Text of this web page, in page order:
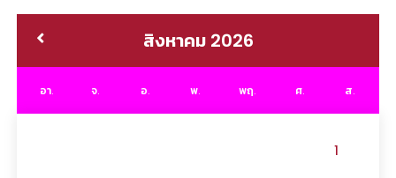
สิงหาคม 2026
อา. จ. อ. พ. พฤ. ศ. ส.
1